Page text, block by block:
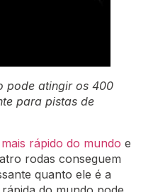
pode atingir os 400
para pistas de
rápido do mundo e
rodas conseguem
quanto ele é a